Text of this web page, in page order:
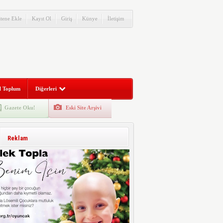
Ekle Kayıt Ol Giriş Künye İletişim
Toplum Diğerleri
Gazete Oku! Eski Site Arşivi
Reklam